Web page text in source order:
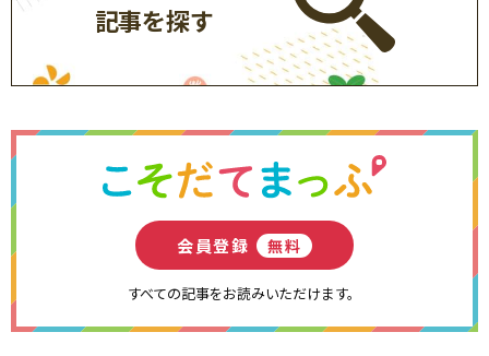
記事を探す
会員登録 無料
すべての記事をお読みいただけます。